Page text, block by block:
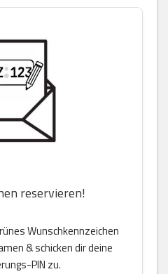
reservieren!
Wunschkennzeichen
& schicken dir deine
PIN zu.